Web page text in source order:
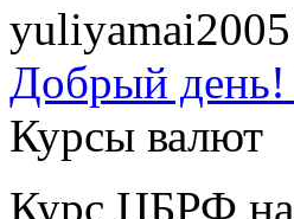
yuliyamai2005
Добрый день!
Курсы валют
Курс ЦБРФ